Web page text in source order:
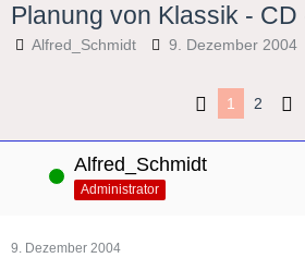
Planung von Klassik -
Alfred_Schmidt 9. Dezember 2004
1 2
Online Alfred_Schmidt
Administrator
9. Dezember 2004